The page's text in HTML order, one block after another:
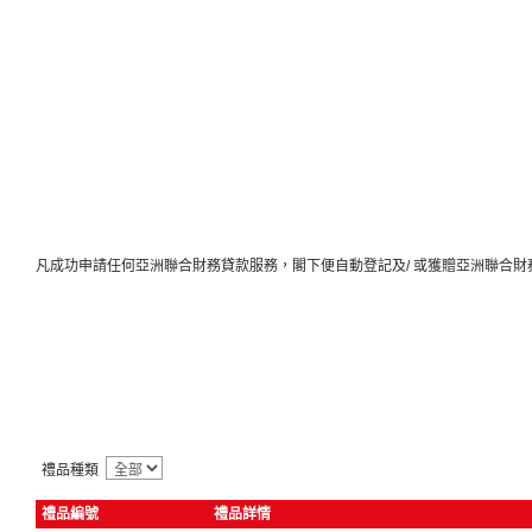
凡成功申請任何亞洲聯合財務貸款服務，閣下便自動登記及/ 或獲贈亞洲聯合
禮品種類
禮品編號 禮品詳情